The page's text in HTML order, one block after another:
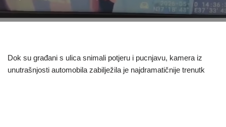
Dok su građani s ulica snimali potjeru i pucnjavu, kamera iz
unutrašnjosti automobila zabilježila je najdramatičnije trenutk